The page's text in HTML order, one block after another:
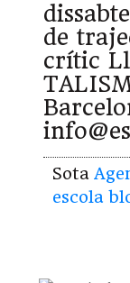
de
crític
Sota
escola